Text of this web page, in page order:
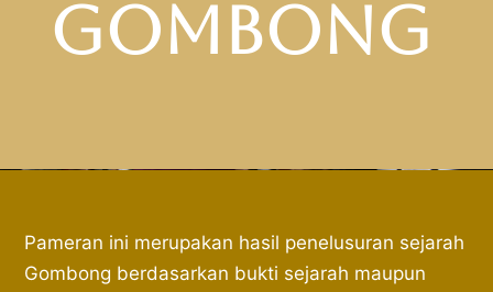
Gombong
Pameran ini merupakan hasil penelusuran sejarah
Gombong berdasarkan bukti sejarah maupun